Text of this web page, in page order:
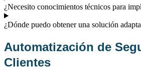
¿Necesito conocimientos técnicos para
¿Dónde puedo obtener una solución
Automatización de
Clientes